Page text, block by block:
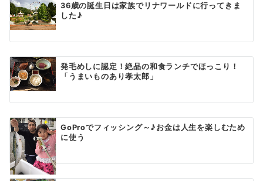
36歳の誕生日は家族でリナワールドに行ってきま
した♪
発毛めしに認定！絶品の和食ランチでほっこり！
「うまいものあり孝太郎」
GoProでフィッシング～♪お金は人生を楽しむため
に使う